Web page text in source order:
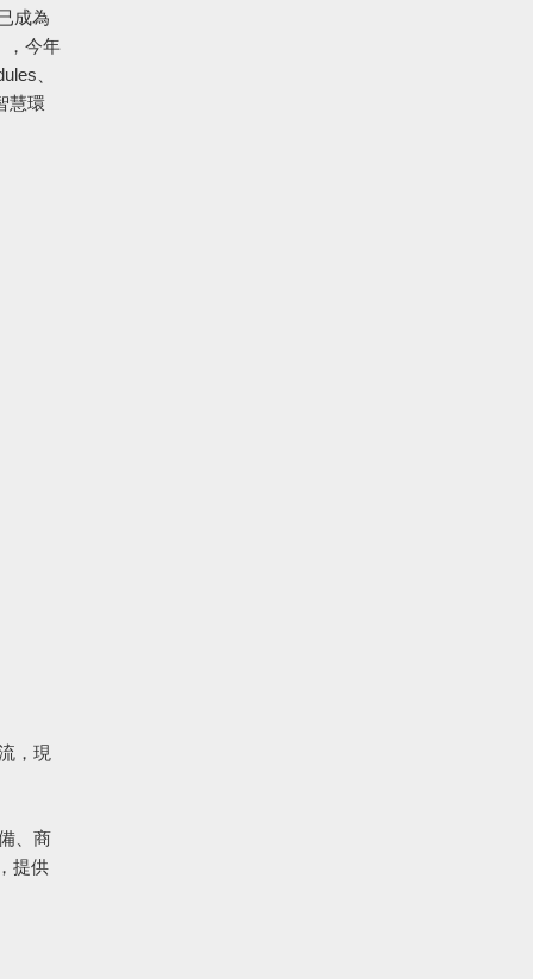
成為
，今年
、
慧環
，現
、商
提供